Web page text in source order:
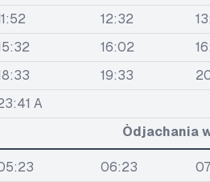
12:32
16:02
19:33
A
Òdjachania
06:23